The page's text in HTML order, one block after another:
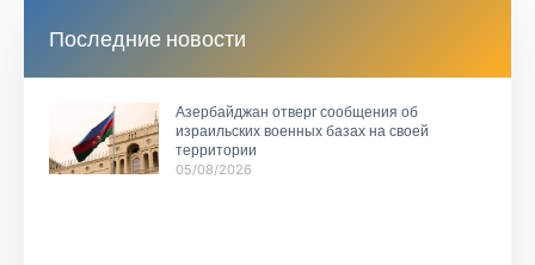
Последние новости
Азербайджан отверг сообщения об
израильских военных базах на своей
территории
05/08/2026